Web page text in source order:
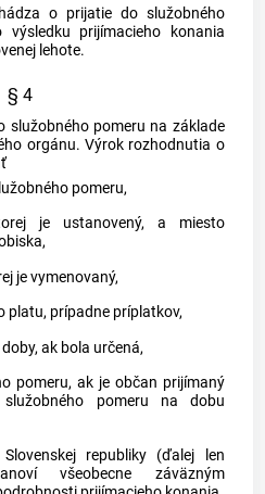
o prijatie do služobného
prijímacieho konania
lehote.
§ 4
služobného pomeru na základe
orgánu. Výrok rozhodnutia o
pomeru,
je ustanovený, a miesto
je vymenovaný,
platu, prípadne príplatkov,
ak bola určená,
pomeru, ak je občan prijímaný
pomeru na dobu
republiky (ďalej len
všeobecne záväzným